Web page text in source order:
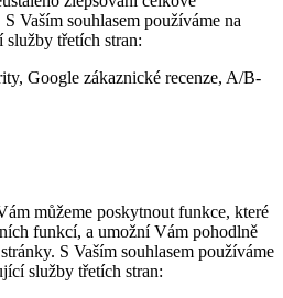
Vaším souhlasem používáme na
třetích stran:
Google zákaznické recenze, A/B-
můžeme poskytnout funkce, které
funkcí, a umožní Vám pohodlně
S Vaším souhlasem používáme
služby třetích stran: